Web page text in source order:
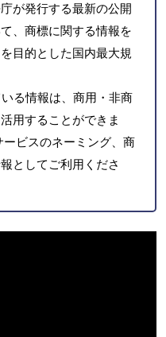
が発行する最新の公開
、商標に関する情報を
目的とした国内最大規
る情報は、商用・非商
用することができま
ビスのネーミング、商
としてご利用くださ